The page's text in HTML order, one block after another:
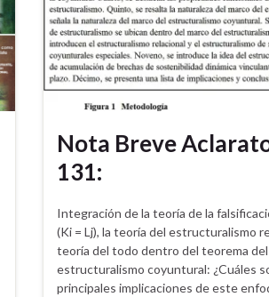
Nota Breve
131:
Integración de la teoría de la
(Ki = Lj), la teoría del estructuralismo
teoría del todo dentro del teorema del
estructuralismo coyuntural: ¿Cuáles
principales implicaciones de este